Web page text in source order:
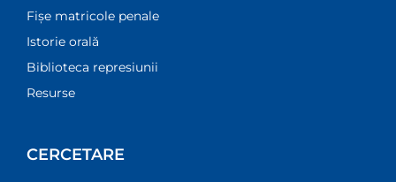
Fișe matricole penale
Istorie orală
Biblioteca represiunii
Resurse
CERCETARE